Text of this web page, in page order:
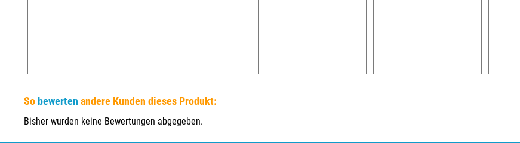
So bewerten andere Kunden dieses Produkt:
Bisher wurden keine Bewertungen abgegeben.